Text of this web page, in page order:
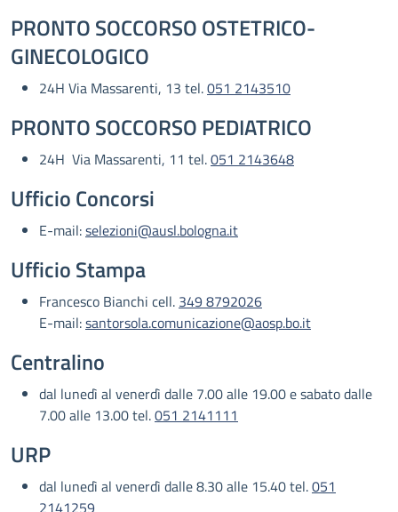
PRONTO SOCCORSO OSTETRICO-
GINECOLOGICO
24H Via Massarenti, 13 tel.051 2143510
PRONTO SOCCORSO PEDIATRICO
24H Via Massarenti, 11 tel.051 2143648
Ufficio Concorsi
E-mail:selezioni@ausl.bologna.it
Ufficio Stampa
Francesco Bianchi cell. 349 8792026
E-mail:santorsola.comunicazione@aosp.bo.it
Centralino
dal lunedì al venerdì dalle 7.00 alle 19.00 e sabato dalle
7.00 alle 13.00 tel.051 2141111
URP
dal lunedì al venerdì dalle 8.30 alle 15.40 tel.051
2141259